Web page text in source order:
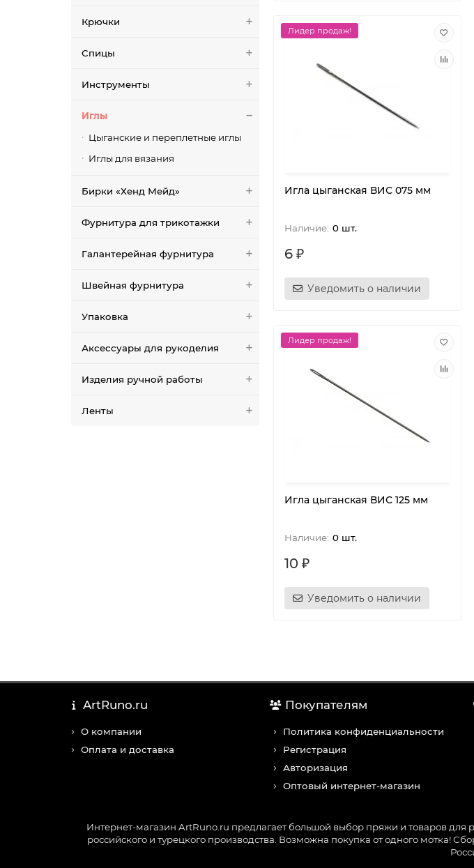
Крючки
Спицы
Инструменты
Иглы
Цыганские и переплетные иглы
Иглы для вязания
Бирки «Хенд Мейд»
Фурнитура для трикотажки
Галантерейная фурнитура
Швейная фурнитура
Упаковка
Аксессуары для рукоделия
Изделия ручной работы
Ленты
Лидер продаж!
Игла цыганская ВИС 075 мм
0 шт.
6 ₽
Уведомить о наличии
Лидер продаж!
Игла цыганская ВИС 125 мм
0 шт.
10 ₽
Уведомить о наличии
ArtRuno.ru
О компании
Оплата и доставка
Покупателям
Политика конфиденциальности
Регистрация
Авторизация
Оптовый интернет-магазин
Интернет-магазин ArtRuno.ru предлагает большой выбор пряжи и товаров
российского и турецкого производства. Возможна покупка от одного мотка!